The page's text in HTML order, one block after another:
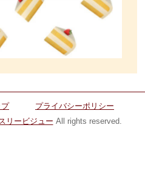
プライバシーポリシー
リービジュー All rights reserved.